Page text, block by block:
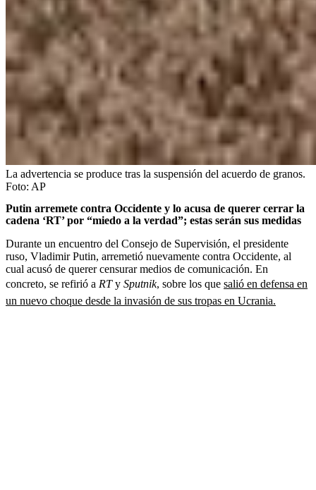
La advertencia se produce tras la suspensión del acuerdo de granos.
Foto: AP
Putin arremete contra Occidente y lo acusa de querer cerrar la
cadena ‘RT’ por “miedo a la verdad”; estas serán sus medidas
Durante un encuentro del Consejo de Supervisión, el presidente
ruso, Vladimir Putin, arremetió nuevamente contra Occidente, al
cual acusó de querer censurar medios de comunicación. En
concreto, se refirió a RTy Sputnik, sobre los que salió en defensa en
un nuevo choque desde la invasión de sus tropas en Ucrania.